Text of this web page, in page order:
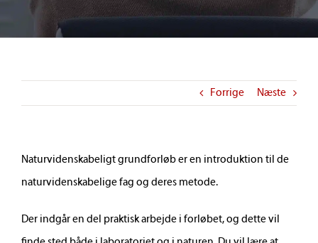
Forrige Næste
Naturvidenskabeligt grundforløb er en introduktion til de
naturvidenskabelige fag og deres metode.
Der indgår en del praktisk arbejde i forløbet, og dette vil